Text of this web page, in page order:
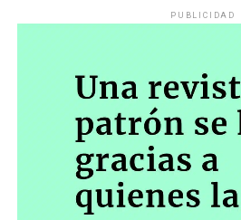
PUBLICIDAD